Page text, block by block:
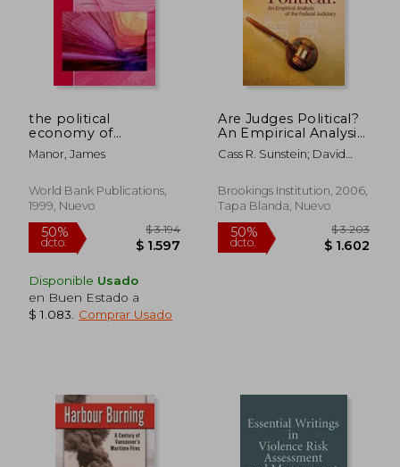
40%
dcto. $ 3.504
the political
economy of
democratic
decentralization (en
Manor, James
World Bank Publications,
1999, Nuevo
Disponible Usado
en Buen Estado a
$ 1.083
Comprar Usado
Are Judges Political?
An Empirical Analysis
of the Federal
Judiciary (en Inglés)
Cass R. Sunstein; David
Andres Sawicki
Brookings Institution, 2006,
Tapa Blanda, Nuevo